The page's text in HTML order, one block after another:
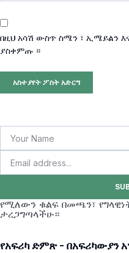
በዚህ አሳሽ ውስጥ ስሜን ፣ ኢሜይልን
ያስቀምጡ ።
የሚለውን ቁልፍ በመጫን፣
ታረጋግጣላችሁ።
የአፍሪካ ድምጽ - በአፍሪካውያን